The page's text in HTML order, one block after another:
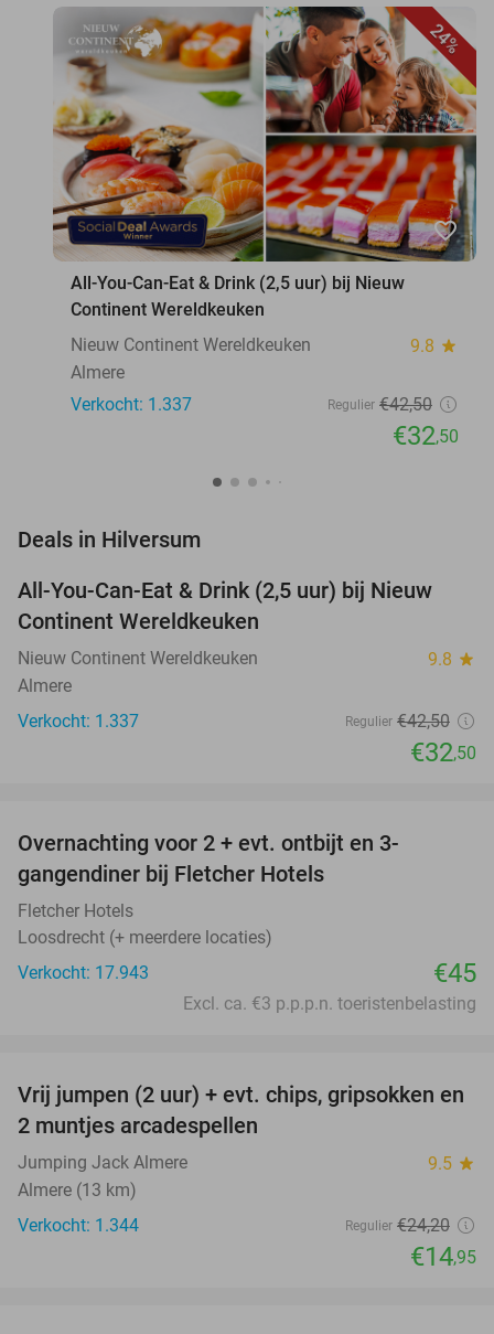
24%
favorite_border
All-You-Can-Eat & Drink (2,5 uur) bij Nieuw
Continent Wereldkeuken
Nieuw Continent Wereldkeuken
9.8 star
Almere
Verkocht: 1.337
Regulier €42,50
€32,50
Deals in Hilversum
24%
All-You-Can-Eat & Drink (2,5 uur) bij Nieuw
Continent Wereldkeuken
Nieuw Continent Wereldkeuken 9.8 star
Almere
Verkocht: 1.337
Regulier €42,50
€32,50
Overnachting voor 2 + evt. ontbijt en 3-
gangendiner bij Fletcher Hotels
Fletcher Hotels
Loosdrecht (+ meerdere locaties)
Verkocht: 17.943
€45
Excl. ca. €3 p.p.p.n. toeristenbelasting
38%
Vrij jumpen (2 uur) + evt. chips, gripsokken en
2 muntjes arcadespellen
Jumping Jack Almere 9.5 star
Almere (13 km)
Verkocht: 1.344
Regulier €24,20
€14,95